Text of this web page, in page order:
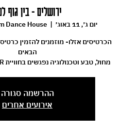
ירושלים - בין גוף
יום ג׳, 11 באוג׳
  |
Dance House
הכרטיסים אזלו- מוזמנים להזמין
מחול, טבע וטכנולוגיה נפגשים בחוויית VR ירושלמית ייחודית
ההרשמה סגורה
אירועים אחרים